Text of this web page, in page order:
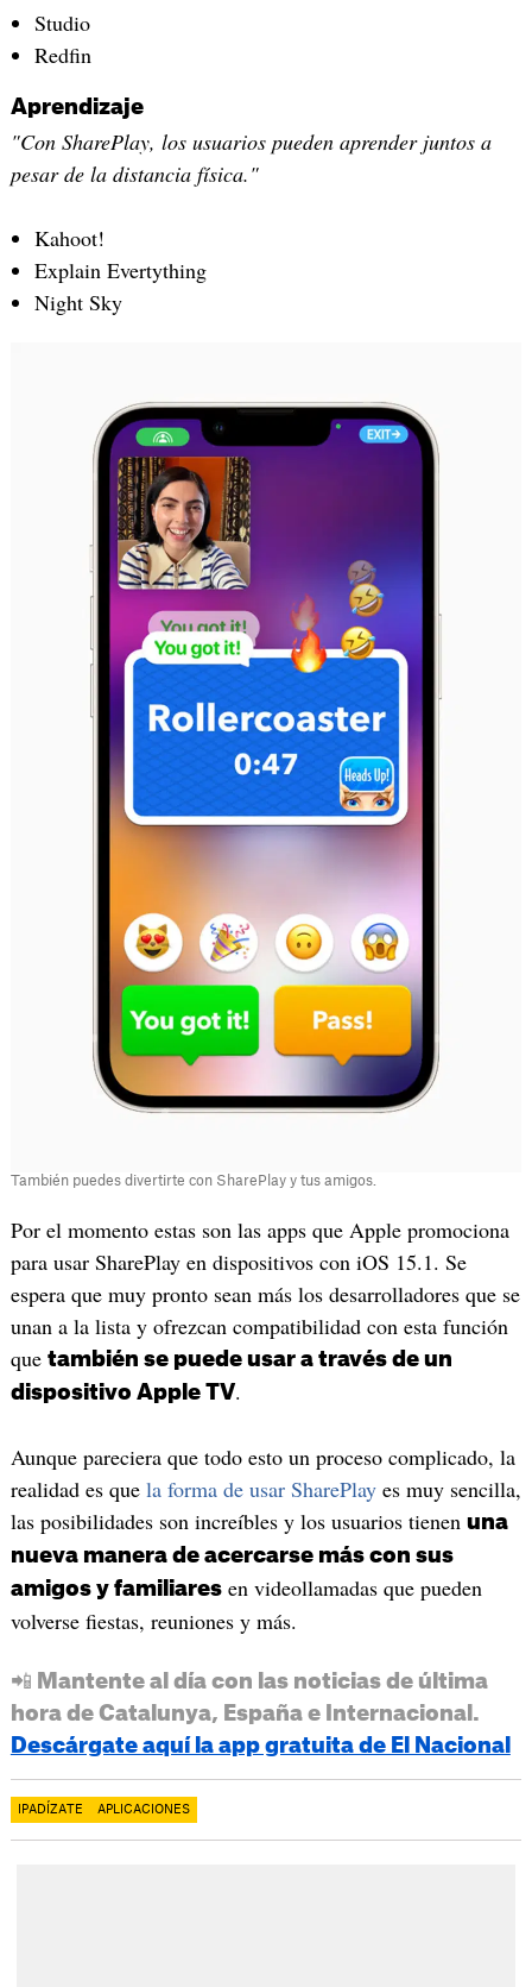
Studio
Redfin
Aprendizaje
"Con SharePlay, los usuarios pueden aprender juntos a
pesar de la distancia física."
Kahoot!
Explain Evertything
Night Sky
También puedes divertirte con SharePlay y tus amigos.
Por el momento estas son las apps que Apple promociona
para usar SharePlay en dispositivos con iOS 15.1. Se
espera que muy pronto sean más los desarrolladores que se
unan a la lista y ofrezcan compatibilidad con esta función
que también se puede usar a través de un
dispositivo Apple TV.
Aunque pareciera que todo esto un proceso complicado, la
realidad es que la forma de usar SharePlayes muy sencilla,
las posibilidades son increíbles y los usuarios tienen una
nueva manera de acercarse más con sus
amigos y familiaresen videollamadas que pueden
volverse fiestas, reuniones y más.
📲 Mantente al día con las noticias de última
hora de Catalunya, España e Internacional.
Descárgate aquí la app gratuita de El Nacional
IPADÍZATE APLICACIONES